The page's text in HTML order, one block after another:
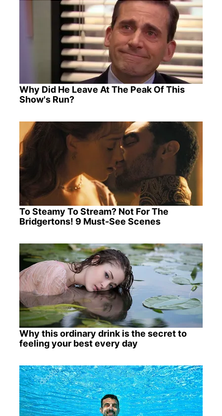
Why Did He Leave At The Peak Of This
Show's Run?
To Steamy To Stream? Not For The
Bridgertons! 9 Must-See Scenes
Why this ordinary drink is the secret to
feeling your best every day